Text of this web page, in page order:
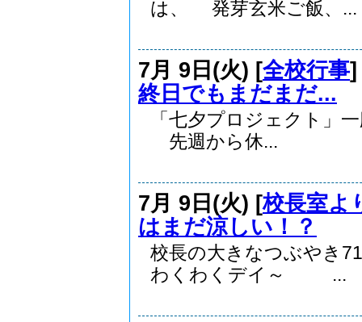
は、 発芽玄米ご飯、...
7月 9日(火) [全校行事
終日でもまだまだ...
「七夕プロジェク
先週から休...
7月 9日(火) [校長室よ
はまだ涼しい！？
校長の大きなつぶやき
わくわくデイ～ ...